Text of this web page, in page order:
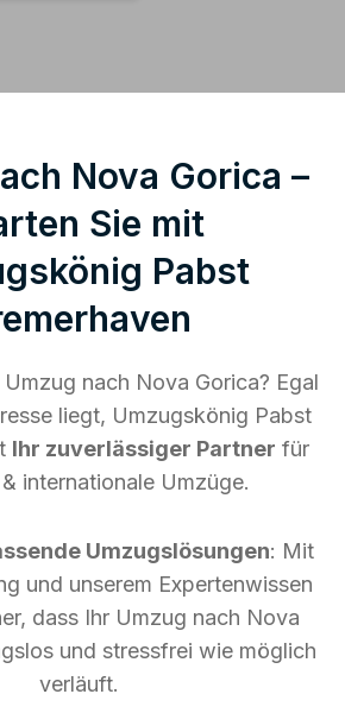
Nova Gorica –
Sie mit
Pabst
Umzug nach Nova Gorica? Egal
liegt, Umzugskönig Pabst
Ihr zuverlässiger Partner für
internationale Umzüge.
Umzugslösungen: Mit
und unserem Expertenwissen
dass Ihr Umzug nach Nova
und stressfrei wie möglich
verläuft.